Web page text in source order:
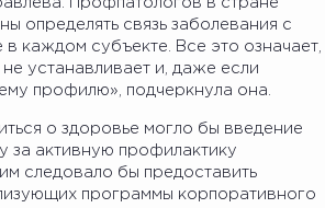
Профпатологов в стране
определять связь заболевания с
каждом субъекте. Все это означает,
устанавливает и, даже если
профилю», подчеркнула она.
о здоровье могло бы введение
активную профилактику
следовало бы предоставить
программы корпоративного